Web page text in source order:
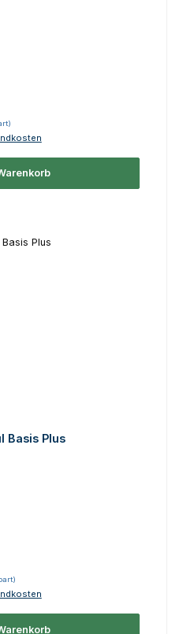
Basis Plus